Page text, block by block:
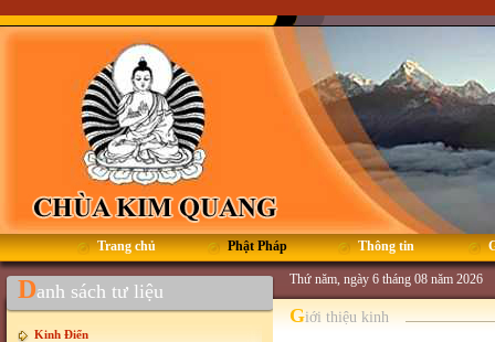
Trang chủ Phật Pháp Thông tin
Danh sách tư liệu
Kinh Điển
Thứ năm, ngày 6 tháng 08 năm 2026
Giới thiệu kinh